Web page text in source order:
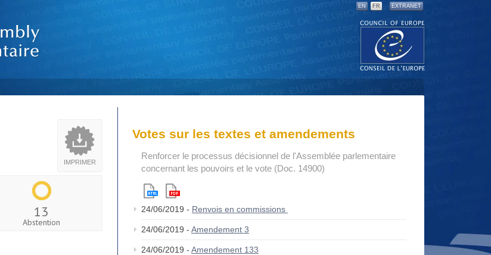
EN FR EXTRANET
IMPRIMER
13
Abstention
Votes sur les textes et amendements
Renforcer le processus décisionnel de l'Assemblée parlementaire
concernant les pouvoirs et le vote (Doc. 14900)
24/06/2019 - Renvois en commissions
24/06/2019 - Amendement 3
24/06/2019 - Amendement 133